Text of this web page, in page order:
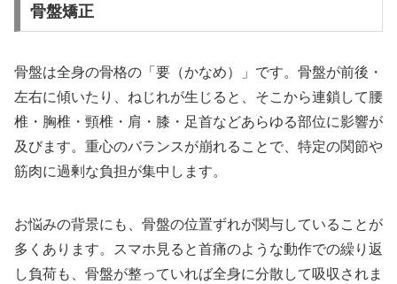
骨盤矯正
骨盤は全身の骨格の「要（かなめ）」です。骨盤が前後・
左右に傾いたり、ねじれが生じると、そこから連鎖して腰
椎・胸椎・頸椎・肩・膝・足首などあらゆる部位に影響が
及びます。重心のバランスが崩れることで、特定の関節や
筋肉に過剰な負担が集中します。
お悩みの背景にも、骨盤の位置ずれが関与していることが
多くあります。スマホ見ると首痛のような動作での繰り返
し負荷も、骨盤が整っていれば全身に分散して吸収されま